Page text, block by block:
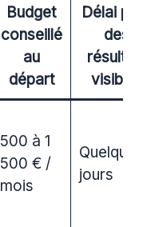
Budget
conseillé
au
départ
Délai
des
résultats
visibles
500 à 1
500 € /
mois
Quelques
jours